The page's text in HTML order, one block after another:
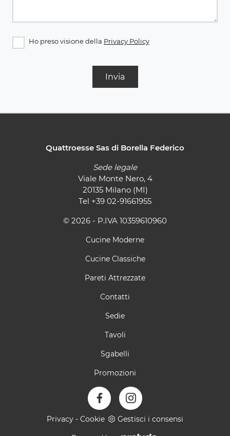
Ho preso visione della Privacy Policy
Invia
Quattroesse Sas di Borella Federico
Sede legale
Viale Monte Nero, 4
20135 Milano (MI)
Tel +39 02-91661955
© 2026 - P.IVA 10359610960
Cucine Moderne
Cucine Classiche
Pareti Attrezzate
Contatti
Sedie
Tavoli
Sgabelli
Promozioni
Privacy - Cookie Gestisci i consensi